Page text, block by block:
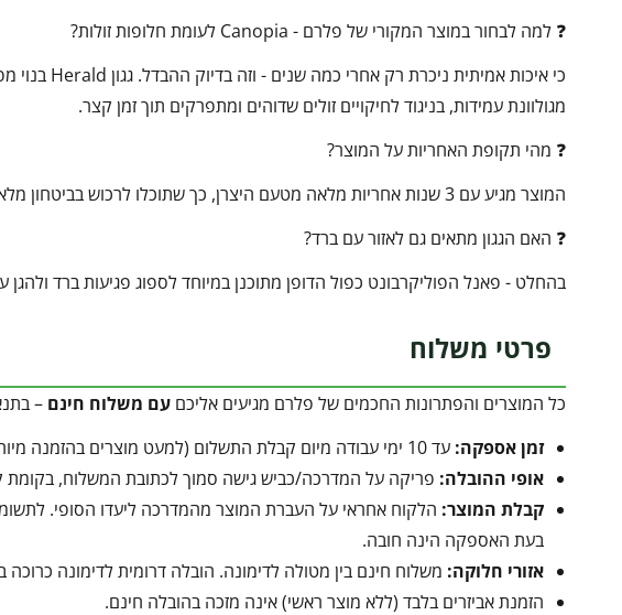
❓ למה לבחור במוצר המקורי של פלרם - Canopia לעומת חלופות זולות?
מגולוונת עמידות, בניגוד לחיקויים זולים שדוהים ומתפרקים תוך זמן קצר.
❓ מהי תקופת האחריות על המוצר?
המוצר מגיע עם 3 שנות אחריות מלאה מטעם היצרן, כך שתוכלו לרכוש בביטחון מלא ולדעת שאתם מוגנים לאורך זמן.
❓ האם הגגון מתאים גם לאזור עם ברד?
בהחלט - פאנל הפוליקרבונט כפול הדופן מתוכנן במיוחד לספוג פגיעות ברד ולהגן
פרטי משלוח
כל המוצרים והפתרונות החכמים של פלרם מגיעים אליכם עם משלוח חינם –
זמן אספקה: עד 10 ימי עבודה מיום קבלת התשלום (למעט מוצרים בהזמנה מיוחדת).
אופי ההובלה: פריקה על המדרכה/כביש גישה סמוך לכתובת המשלוח, בקומת
קבלת המוצר: הלקוח אחראי על העברת המוצר מהמדרכה ליעדו הסופי.
בעת האספקה הינה חובה.
אזורי חלוקה: משלוח חינם בין מטולה לדימונה. הובלה דרומית לדימונה כרוכה בתוספת של 350 ₪ המשולמים
הזמנת אביזרים בלבד (ללא מוצר ראשי) אינה מזכה בהובלה חינם.